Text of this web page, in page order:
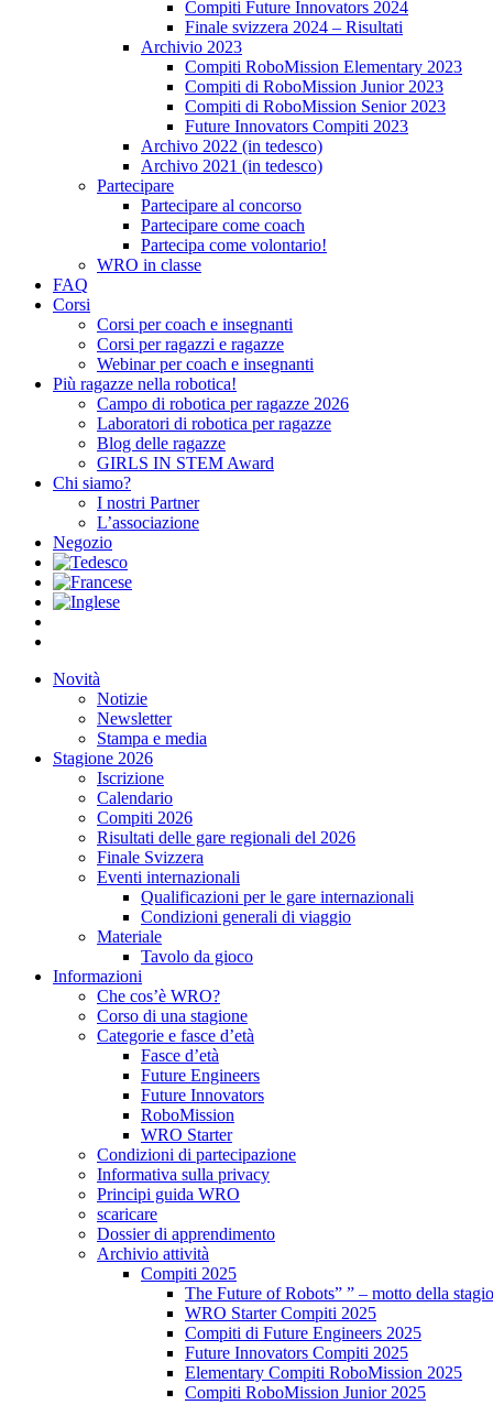
Compiti Future Innovators 2024
Finale svizzera 2024 – Risultati
Archivio 2023
Compiti RoboMission Elementary 2023
Compiti di RoboMission Junior 2023
Compiti di RoboMission Senior 2023
Future Innovators Compiti 2023
Archivo 2022 (in tedesco)
Archivo 2021 (in tedesco)
Partecipare
Partecipare al concorso
Partecipare come coach
Partecipa come volontario!
WRO in classe
FAQ
Corsi
Corsi per coach e insegnanti
Corsi per ragazzi e ragazze
Webinar per coach e insegnanti
Più ragazze nella robotica!
Campo di robotica per ragazze 2026
Laboratori di robotica per ragazze
Blog delle ragazze
GIRLS IN STEM Award
Chi siamo?
I nostri Partner
L’associazione
Negozio
Novità
Notizie
Newsletter
Stampa e media
Stagione 2026
Iscrizione
Calendario
Compiti 2026
Risultati delle gare regionali del 2026
Finale Svizzera
Eventi internazionali
Qualificazioni per le gare internazionali
Condizioni generali di viaggio
Materiale
Tavolo da gioco
Informazioni
Che cos’è WRO?
Corso di una stagione
Categorie e fasce d’età
Fasce d’età
Future Engineers
Future Innovators
RoboMission
WRO Starter
Condizioni di partecipazione
Informativa sulla privacy
Principi guida WRO
scaricare
Dossier di apprendimento
Archivio attività
Compiti 2025
The Future of Robots” ” – motto della
WRO Starter Compiti 2025
Compiti di Future Engineers 2025
Future Innovators Compiti 2025
Elementary Compiti RoboMission 2025
Compiti RoboMission Junior 2025